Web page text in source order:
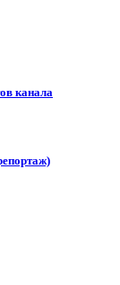
канала